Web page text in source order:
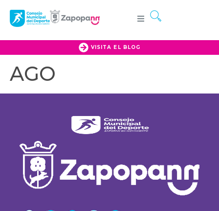
VISITA EL BLOG
AGO